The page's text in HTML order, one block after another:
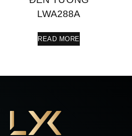
LWA288A
READ MORE